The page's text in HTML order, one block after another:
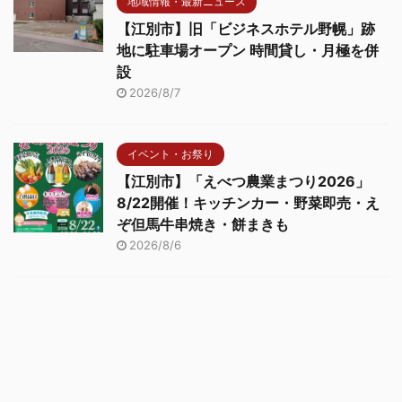
【江別市】旧「ビジネスホテル野幌」跡
地に駐車場オープン 時間貸し・月極を併
設
2026/8/7
イベント・お祭り
【江別市】「えべつ農業まつり2026」
8/22開催！キッチンカー・野菜即売・え
ぞ但馬牛串焼き・餅まきも
2026/8/6